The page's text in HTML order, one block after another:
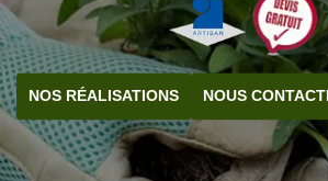
NOS RÉALISATIONS NOUS